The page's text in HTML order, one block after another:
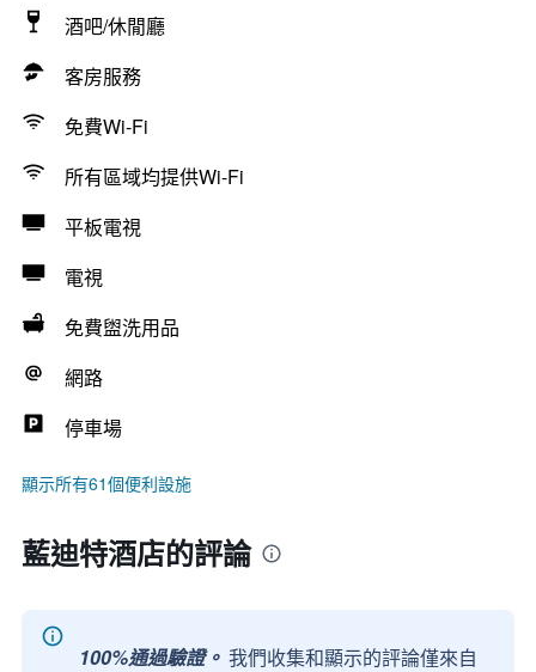
酒吧/休閒廳
客房服務
免費Wi-Fi
所有區域均提供Wi-Fi
平板電視
電視
免費盥洗用品
網路
停車場
顯示所有61個便利設施
藍迪特酒店的評論
100%通過驗證。 我們收集和顯示的評論僅來自